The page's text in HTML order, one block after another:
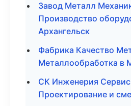
Завод Металл
Производство
Архангельск
Фабрика Качество
Металлообработка в
СК Инженерия
Проектирование и